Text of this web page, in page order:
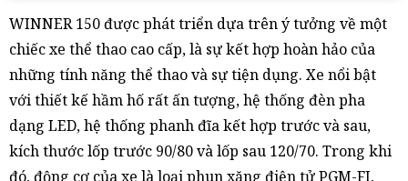
WINNER 150 được phát triển dựa trên ý tưởng về một
chiếc xe thể thao cao cấp, là sự kết hợp hoàn hảo của
những tính năng thể thao và sự tiện dụng. Xe nổi bật
với thiết kế hầm hố rất ấn tượng, hệ thống đèn pha
dạng LED, hệ thống phanh đĩa kết hợp trước và sau,
kích thước lốp trước 90/80 và lốp sau 120/70. Trong khi
đó, động cơ của xe là loại phun xăng điện tử PGM-FI,